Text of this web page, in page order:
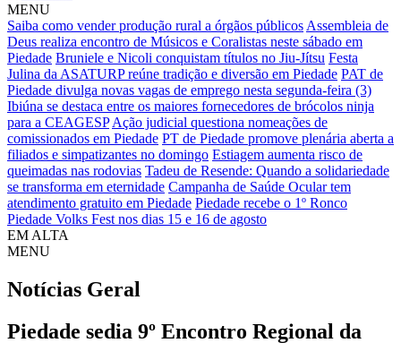
MENU
Saiba como vender produção rural a órgãos públicos Assembleia de
Deus realiza encontro de Músicos e Coralistas neste sábado em
Piedade Bruniele e Nicoli conquistam títulos no Jiu-Jítsu Festa
Julina da ASATURP reúne tradição e diversão em Piedade PAT de
Piedade divulga novas vagas de emprego nesta segunda-feira (3)
Ibiúna se destaca entre os maiores fornecedores de brócolos ninja
para a CEAGESP Ação judicial questiona nomeações de
comissionados em Piedade PT de Piedade promove plenária aberta a
filiados e simpatizantes no domingo Estiagem aumenta risco de
queimadas nas rodovias Tadeu de Resende: Quando a solidariedade
se transforma em eternidade Campanha de Saúde Ocular tem
atendimento gratuito em Piedade Piedade recebe o 1º Ronco
Piedade Volks Fest nos dias 15 e 16 de agosto
EM ALTA
MENU
Notícias Geral
Piedade sedia 9º Encontro Regional da